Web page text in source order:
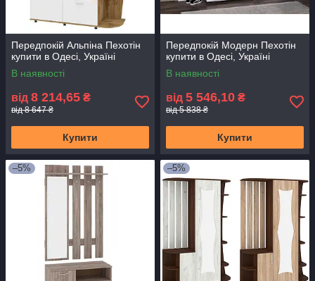
Передпокій Альпіна Пехотін
купити в Одесі, Україні
В наявності
від 8 214,65 ₴
від 8 647 ₴
Купити
Передпокій Модерн Пехотін
купити в Одесі, Україні
В наявності
від 5 546,10 ₴
від 5 838 ₴
Купити
–5% –5%